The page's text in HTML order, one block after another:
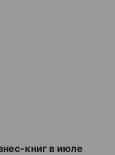
книг в июле